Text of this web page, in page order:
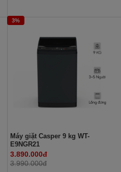
3%
Máy giặt Casper 9 kg WT-
E9NGR21
3.890.000đ
3.990.000đ